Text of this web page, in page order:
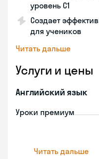
уровень C1
Создает
для учеников
Читать дальше
Услуги и цены
Английский язык
Уроки премиум
Читать дальше